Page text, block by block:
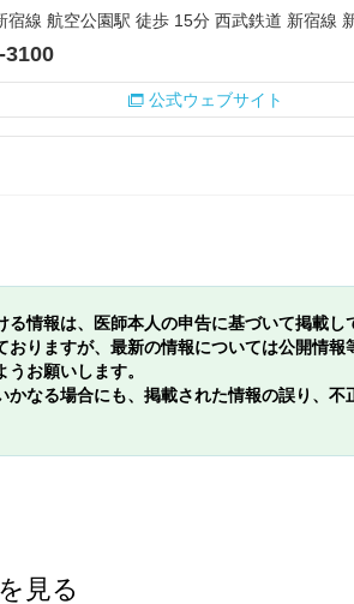
宿線 航空公園駅 徒歩 15分 西武鉄道 新宿線
3100
公式ウェブサイト
る情報は、医師本人の申告に基づいて掲載
おりますが、最新の情報については公開情
うお願いします。
かなる場合にも、掲載された情報の誤り、
見る